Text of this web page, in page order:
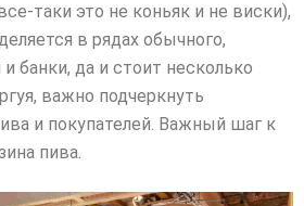
таки это не коньяк и не виски),
в рядах обычного,
банки, да и стоит несколько
важно подчеркнуть
и покупателей. Важный шаг к
пива.